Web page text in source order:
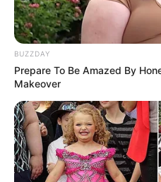
BUZZDAY
Prepare To Be Amazed By
Makeover